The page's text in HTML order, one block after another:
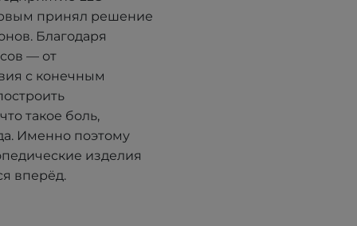
принял решение
Благодаря
— от
с конечным
такое боль,
Именно поэтому
изделия
вперёд.